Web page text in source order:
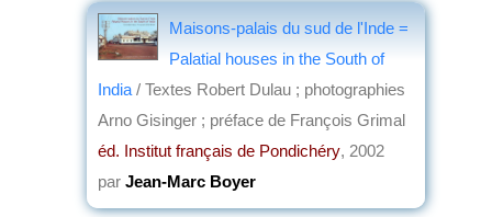
Maisons-palais du sud de l'Inde =
Palatial houses in the South of
India / Textes Robert Dulau ; photographies
Arno Gisinger ; préface de François Grimal
éd. Institut français de Pondichéry, 2002
par Jean-Marc Boyer